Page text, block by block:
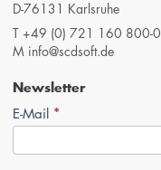
D-76131 Karlsruhe
T +49 (0) 721 160 800-0
M info@scdsoft.de
Newsletter
Newsletter-
Anmeldung
(Footer,
E-Mail *